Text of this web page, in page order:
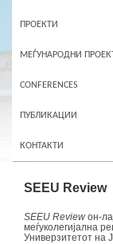
ПРОЕКТИ
МЕЃУНАРОДНИ
CONFERENCES
ПУБЛИКАЦИИ
КОНТАКТИ
SEEU Review
SEEU Review он-
меѓуколегијална
Универзитетот на